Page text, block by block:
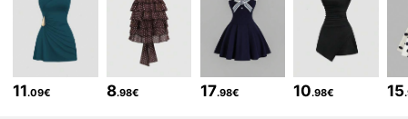
1.5M Follower
4.77
11.09€ 8.98€ 17.98€ 10.98€ 15